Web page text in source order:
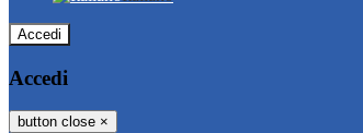
Accedi
Accedi
button close ×